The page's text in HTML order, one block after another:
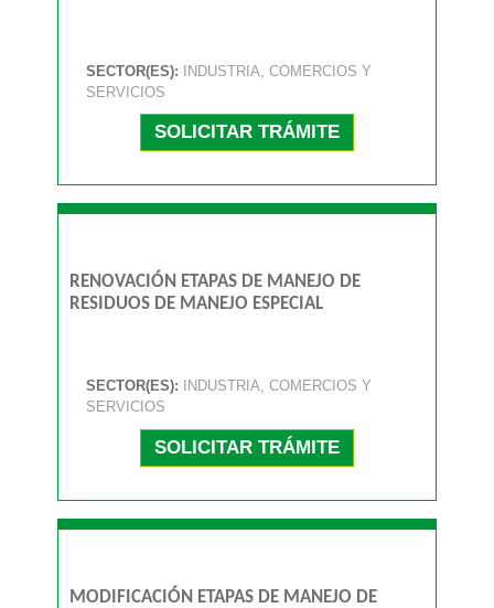
SECTOR(ES): INDUSTRIA, COMERCIOS Y
SERVICIOS
SOLICITAR TRÁMITE
RENOVACIÓN ETAPAS DE MANEJO DE
RESIDUOS DE MANEJO ESPECIAL
SECTOR(ES): INDUSTRIA, COMERCIOS Y
SERVICIOS
SOLICITAR TRÁMITE
MODIFICACIÓN ETAPAS DE MANEJO DE